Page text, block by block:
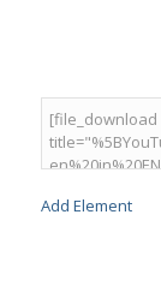
Add Element